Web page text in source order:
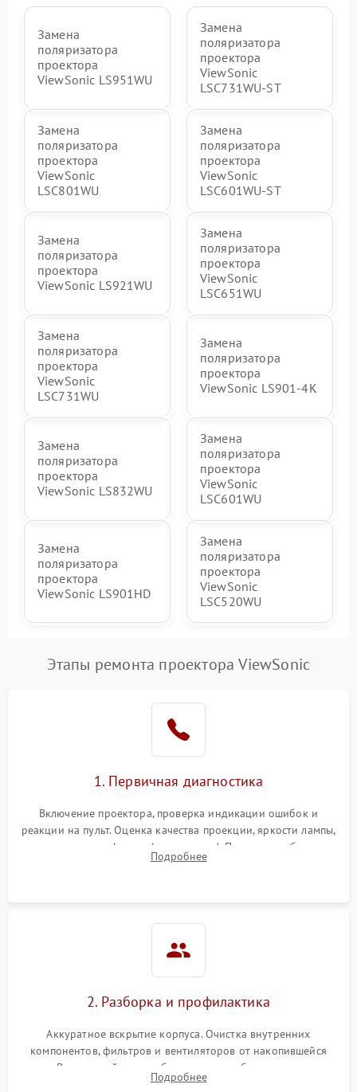
Замена
поляризатора
проектора
ViewSonic LS951WU
Замена
поляризатора
проектора
ViewSonic
LSC731WU-ST
Замена
поляризатора
проектора
ViewSonic
LSC801WU
Замена
поляризатора
проектора
ViewSonic
LSC601WU-ST
Замена
поляризатора
проектора
ViewSonic LS921WU
Замена
поляризатора
проектора
ViewSonic
LSC651WU
Замена
поляризатора
проектора
ViewSonic
LSC731WU
Замена
поляризатора
проектора
ViewSonic LS901-4K
Замена
поляризатора
проектора
ViewSonic LS832WU
Замена
поляризатора
проектора
ViewSonic
LSC601WU
Замена
поляризатора
проектора
ViewSonic LS901HD
Замена
поляризатора
проектора
ViewSonic
LSC520WU
Этапы ремонта проектора ViewSonic
1. Первичная диагностика
Включение проектора, проверка индикации ошибок и
реакции на пульт. Оценка качества проекции, яркости лампы,
наличия артефактов (точки, пятна). Проверка работы
системы охлаждения по уровню шума вентиляторов.
Подробнее
2. Разборка и профилактика
Аккуратное вскрытие корпуса. Очистка внутренних
компонентов, фильтров и вентиляторов от накопившейся
пыли. Визуальный осмотр блока питания, балласта лампы и
материнской платы на наличие прогаров или вздутых
Подробнее